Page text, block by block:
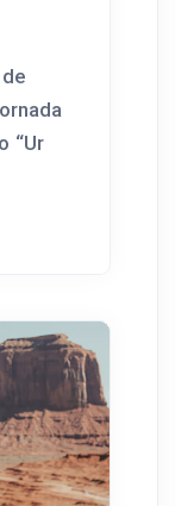
“Ur